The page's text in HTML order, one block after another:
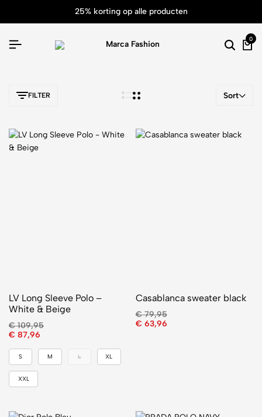
25% korting op alle producten
0
FILTER Sort
LV Long Sleeve Polo –
White & Beige
€109,95
€ 87,96
S M L XL
XXL
Casablanca sweater black
€79,95
€ 63,96